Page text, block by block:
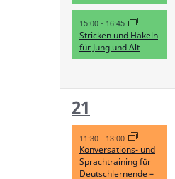
15:00- 16:45
Stricken und Häkeln
für Jung und Alt
5
21
11:30- 13:00
Konversations- und
Sprachtraining für
Deutschlernende –